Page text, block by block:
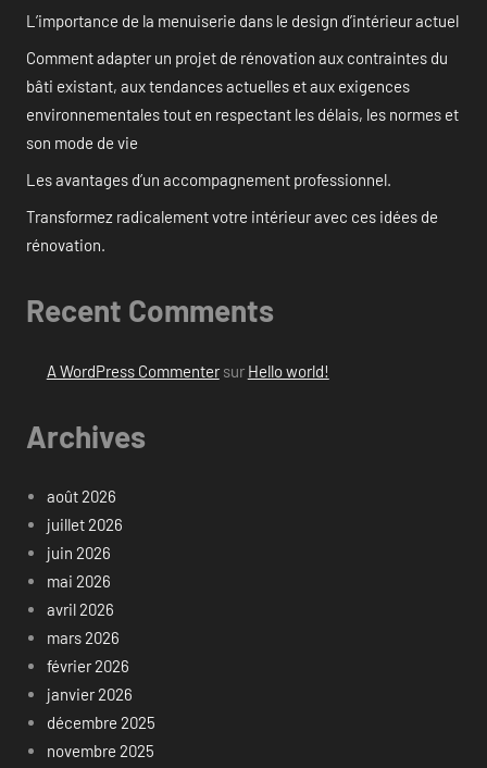
L’importance de la menuiserie dans le design d’intérieur actuel
Comment adapter un projet de rénovation aux contraintes du
bâti existant, aux tendances actuelles et aux exigences
environnementales tout en respectant les délais, les normes et
son mode de vie
Les avantages d’un accompagnement professionnel.
Transformez radicalement votre intérieur avec ces idées de
rénovation.
Recent Comments
A WordPress Commentersur Hello world!
Archives
août 2026
juillet 2026
juin 2026
mai 2026
avril 2026
mars 2026
février 2026
janvier 2026
décembre 2025
novembre 2025